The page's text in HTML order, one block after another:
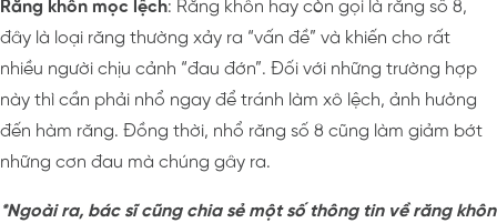
Răng khôn mọc lệch: Răng khôn hay còn gọi là răng số 8,
đây là loại răng thường xảy ra “vấn đề” và khiến cho rất
nhiều người chịu cảnh “đau đớn”. Đối với những trường hợp
này thì cần phải nhổ ngay để tránh làm xô lệch, ảnh hưởng
đến hàm răng. Đồng thời, nhổ răng số 8 cũng làm giảm bớt
những cơn đau mà chúng gây ra.
*Ngoài ra, bác sĩ cũng chia sẻ một số thông tin về răng khôn